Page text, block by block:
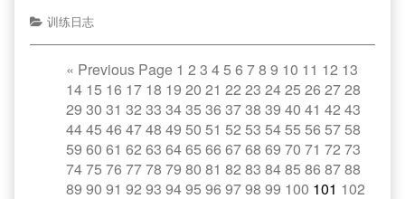
训练日志
« Previous Page 1 2 3 45 6 78 9 10 11 12 13
14 15 16 17 18 19 20 21 22 23 2425 26 2728
29 30 31 32 33 3435 36 3738 39 40 41 42 43
4445 46 4748 49 50 51 52 53 5455 56 5758
59 60 61 62 63 6465 66 6768 69 70 71 72 73
7475 76 7778 79 80 81 82 83 8485 86 8788
89 90 91 92 93 9495 96 9798 99 100 101 102